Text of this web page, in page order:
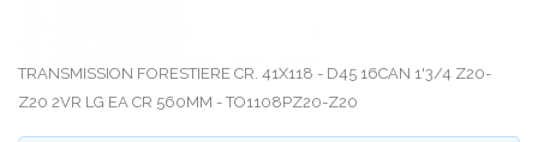
TRANSMISSION FORESTIERE CR. 41X118 - D45 16CAN 1'3/4 Z20-
Z20 2VR LG EA CR 560MM - TO1108PZ20-Z20